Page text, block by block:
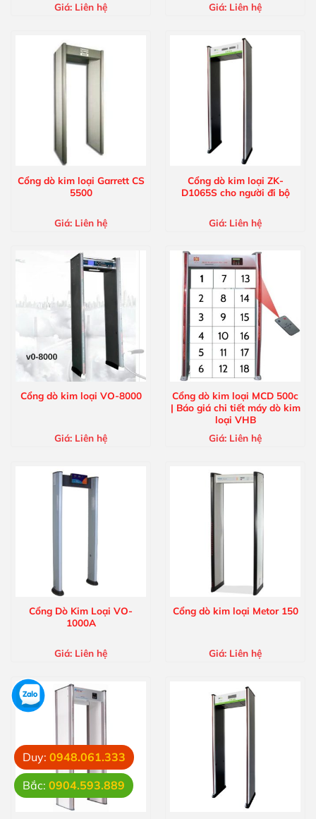
Giá: Liên hệ Giá: Liên hệ
Cổng dò kim loại Garrett CS
5500
Giá: Liên hệ
Cổng dò kim loại ZK-
D1065S cho người đi bộ
Giá: Liên hệ
Cổng dò kim loại VO-8000
Giá: Liên hệ
Cổng dò kim loại MCD 500c
| Báo giá chi tiết máy dò kim
loại VHB
Giá: Liên hệ
Cổng Dò Kim Loại VO-
1000A
Giá: Liên hệ
Cổng dò kim loại Metor 150
Giá: Liên hệ
Duy: 0948.061.333
Bắc: 0904.593.889